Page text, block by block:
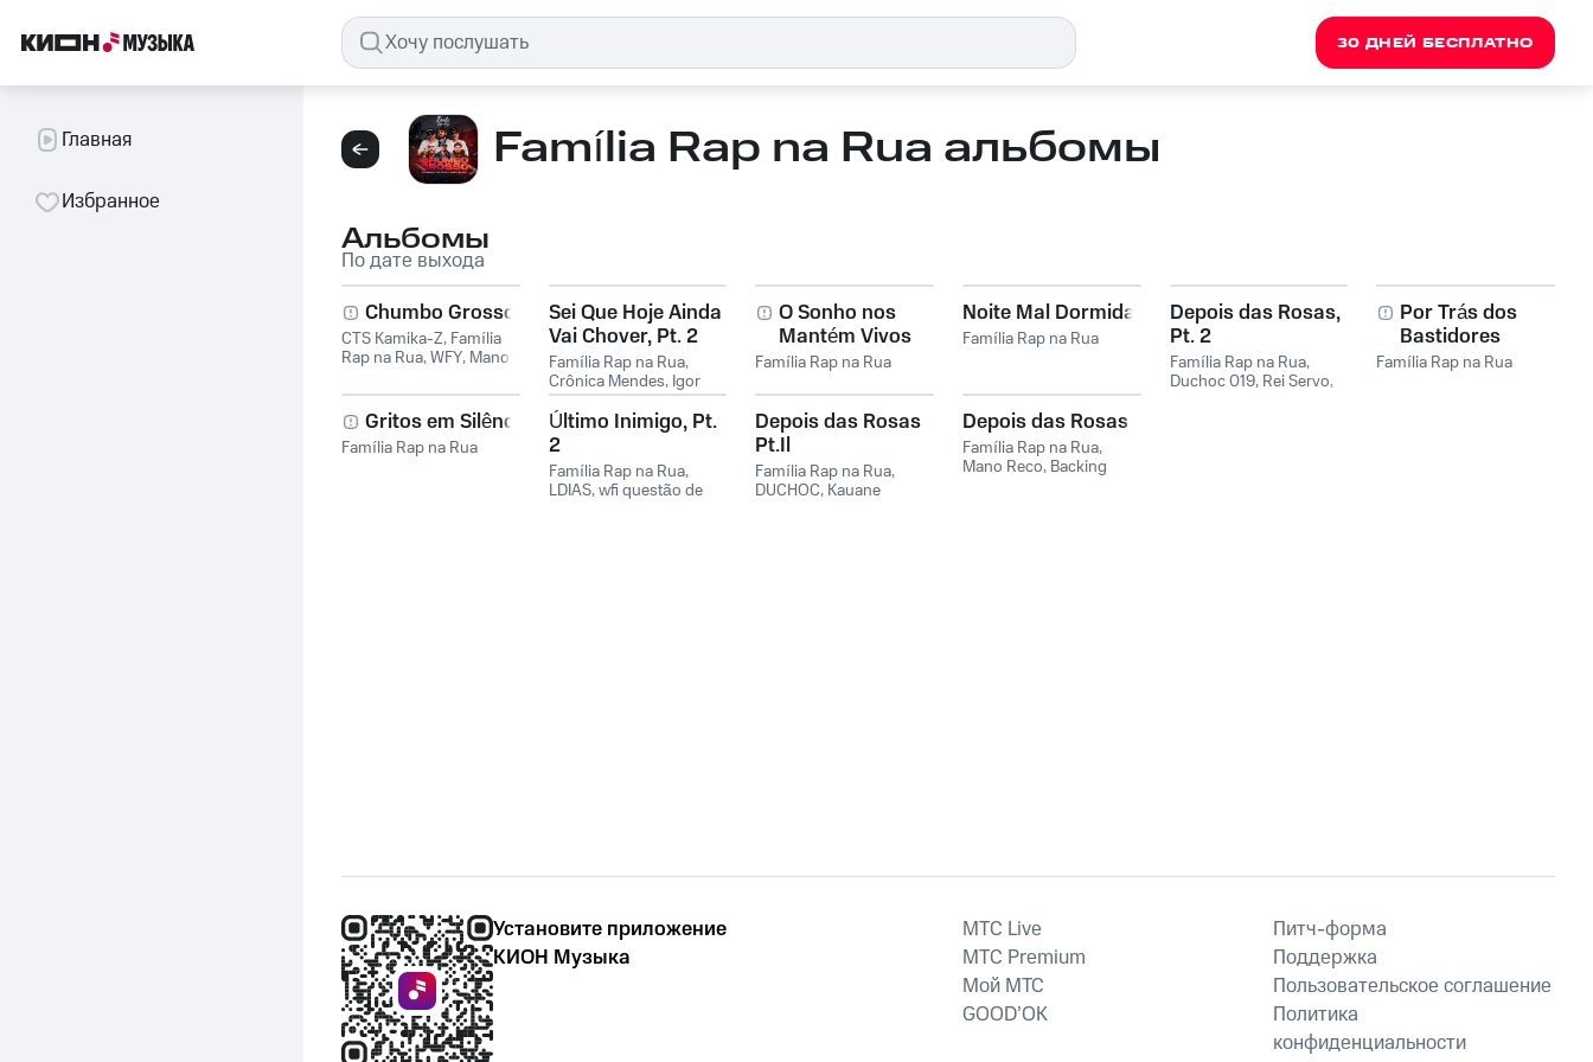
30 ДНЕЙ БЕСПЛАТНО
Главная
Избранное
Família Rap na Rua альбомы
Альбомы
По дате выхода
Chumbo Grosso
CTS Kamika-Z, Família
Rap na Rua,WFY, Mano
Sei Que Hoje Ainda
Vai Chover, Pt. 2
Família Rap na Rua,
Crônica Mendes, Igor
Nunes,WFY
O Sonho nos
Mantém Vivos
Família Rap na Rua
Noite Mal Dormida
Família Rap na Rua
Depois das Rosas,
Pt. 2
Família Rap na Rua,
Duchoc 019, Rei Servo,
Por Trás dos
Bastidores
Família Rap na Rua
Gritos em Silêncio
Família Rap na Rua
Último Inimigo, Pt.
2
Família Rap na Rua,
LDIAS,wfi questão de
Depois das Rosas
Pt.Il
Família Rap na Rua,
DUCHOC, Kauane
Depois das Rosas
Família Rap na Rua,
Mano Reco, Backing
Установите приложение
КИОН Музыка
MTС Live
MTС Premium
Мой МТС
GOOD’OK
Питч-форма
Поддержка
Пользовательское соглашение
Политика
конфиденциальности